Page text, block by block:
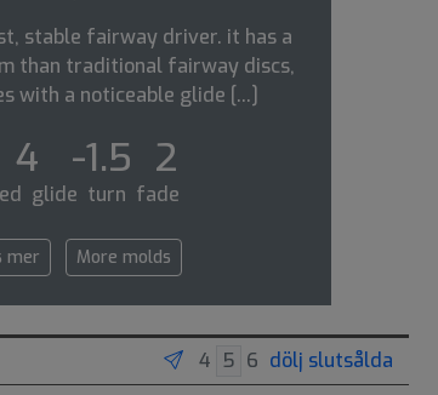
stable fairway driver. it has a
than traditional fairway discs,
with a noticeable glide [...]
4 -1.5 2
glide turn fade
mer More molds
dölj slutsålda